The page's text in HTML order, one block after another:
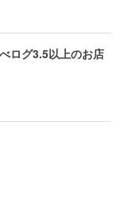
ログ3.5以上のお店